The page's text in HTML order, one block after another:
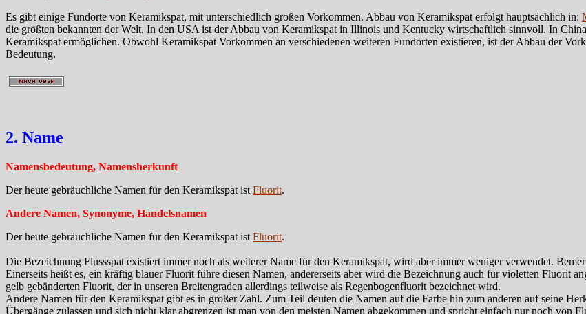
Es gibt einige Fundorte von Keramikspat, mit unterschiedlich großen Vorkommen. Abbau von Keramikspat erfolgt hauptsächlich in:
die größten bekannten der Welt. In den USA ist der Abbau von Keramikspat in Illinois und Kentucky wirtschaftlich sinnvoll. In
Keramikspat ermöglichen. Obwohl Keramikspat Vorkommen an verschiedenen weiteren Fundorten existieren, ist der Abbau der
Bedeutung.
2. Name
Namensbedeutung, Namensherkunft
Der heute gebräuchliche Namen für den Keramikspat ist Fluorit.
Andere Namen, Synonyme, Handelsnamen
Der heute gebräuchliche Namen für den Keramikspat ist Fluorit.
Die Bezeichnung Flussspat existiert immer noch als weiterer Name für den Keramikspat, wird aber immer weniger verwendet.
Einerseits heißt es, ein kräftig blauer Fluorit führe diesen Namen, andererseits aber wird die Bezeichnung auch für violetten Fluorit
gelb gebänderten Fluorit, der in unseren Breitengraden allerdings teilweise als Regenbogenfluorit bezeichnet wird.
Andere Namen für den Keramikspat gibt es in großer Zahl. Zum Teil deuten die Namen auf die Farbe hin zum anderen auf seine
Übergänge zulassen und sich nicht klar abgrenzen ist man von den meisten Namen abgekommen und spricht einfach nur noch von